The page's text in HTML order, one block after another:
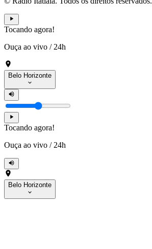
Tocando agora!
Ouça ao vivo / 24h
Belo Horizonte
Tocando agora!
Ouça ao vivo / 24h
Belo Horizonte